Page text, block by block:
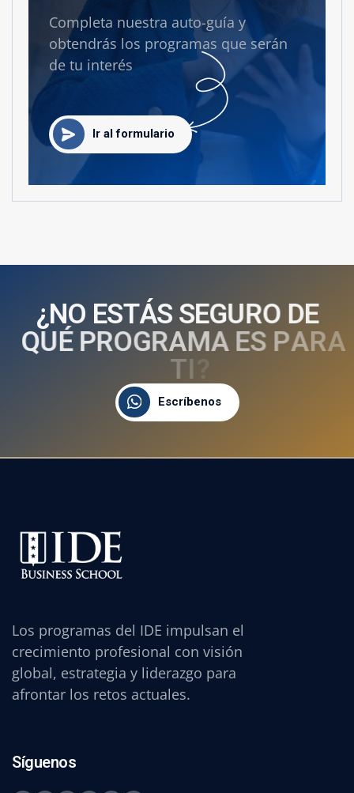
Completa nuestra auto-guía y
obtendrás los programas que serán
de tu interés
Ir al formulario
¿NO ESTÁS SEGURO DE
QUÉ PROGRAMAESPARA
TI?
Escríbenos
Los programas del IDE impulsan el
crecimiento profesional con visión
global, estrategia y liderazgo para
afrontar los retos actuales.
Síguenos